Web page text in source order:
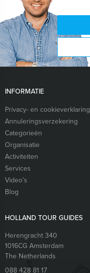
INFORMATIE
Privacy- en cookieverklaring
Annuleringsverzekering
Categorieën
Organisatie
Activiteiten
Services
Video’s
Blog
HOLLAND TOUR GUIDES
Herengracht 340
1016CG Amsterdam
The Netherlands
088 428 81 17